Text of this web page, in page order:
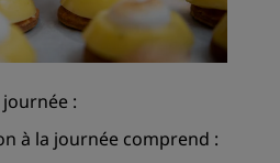
:
à la journée comprend :